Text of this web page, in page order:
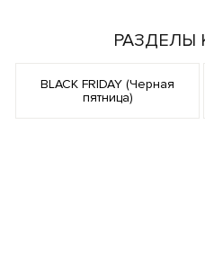
РАЗДЕЛЫ
BLACK FRIDAY (Черная
пятница)